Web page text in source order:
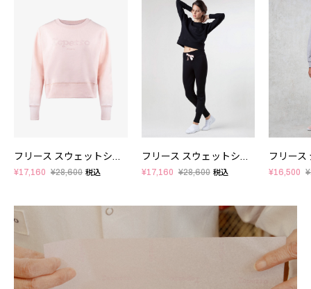
フリース スウェットシャツ
¥17,160 ¥28,600 税込
フリース スウェットシャツ
¥17,160 ¥28,600 税込
フリース
¥16,500